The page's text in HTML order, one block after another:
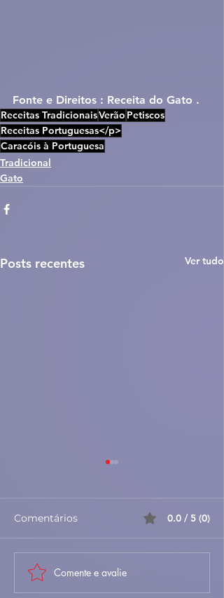
Fonte e Direitos : Receita do Gato .
Receitas TradicionaisVerão Petiscos
Receitas Portuguesas</p>
Caracóis à Portuguesa
Tradicional
Gato
Posts recentes Ver tudo
Cozido à Portuguesa
Tradicional – Receita
Comentários 0.0 / 5 (0)
Comente e avalie